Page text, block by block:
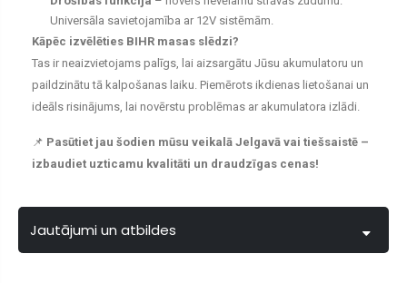
Universāla savietojamība ar 12V sistēmām.
Kāpēc izvēlēties BIHR masas slēdzi?
Tas ir neaizvietojams palīgs, lai aizsargātu Jūsu akumulatoru un
paildzinātu tā kalpošanas laiku. Piemērots ikdienas lietošanai un
ideāls risinājums, lai novērstu problēmas ar akumulatora izlādi.
📌 Pasūtiet jau šodien mūsu veikalā Jelgavā vai tiešsaistē –
izbaudiet uzticamu kvalitāti un draudzīgas cenas!
Jautājumi un atbildes